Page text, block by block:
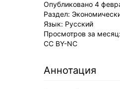
Опубликовано 4
Раздел:
Язык: Русский
Просмотров за месяц:
CC BY-NC
Аннотация